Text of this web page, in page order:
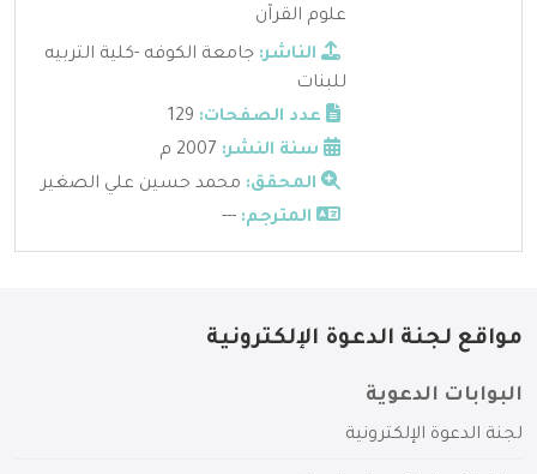
علوم القرآن
الناشر: جامعة الكوفه -كلية التربيه
للبنات
عدد الصفحات:
سنة النشر:
المحقق: محمد حسين علي الصغير
المترجم: ---
مواقع لجنة الدعوة الإلكترونية
البوابات الدعوية
لجنة الدعوة الإلكترونية